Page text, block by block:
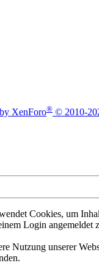
XenForo® © 2010-
Cookies, um
Login angemeldet
Nutzung unserer